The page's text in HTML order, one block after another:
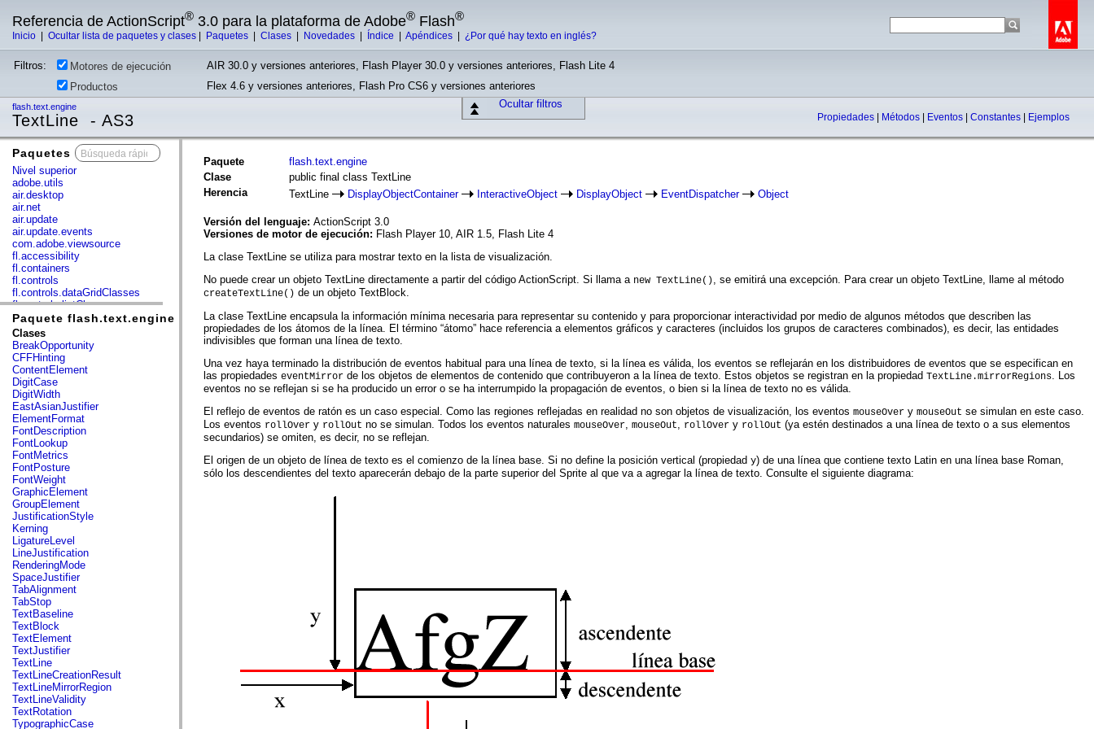
Referencia de ActionScript® 3.0 para la plataforma de Adobe® Flash®
Inicio Ocultar lista de paquetes y clases Paquetes Clases Novedades Índice Apéndices ¿Por qué hay texto en inglés?
Filtros: Motores de ejecución
AIR 30.0 y versiones anteriores, Flash Player 30.0 y versiones anteriores, Flash Lite 4
Productos
Flex 4.6 y versiones anteriores, Flash Pro CS6 y versiones anteriores
Ocultar filtros
flash.text.engine
TextLine - AS3 Propiedades Métodos Eventos Constantes Ejemplos
Paquetes
Nivel superior
adobe.utils
air.desktop
air.net
air.update
air.update.events
com.adobe.viewsource
fl.accessibility
fl.containers
fl.controls
fl.controls.dataGridClasses
fl.controls.listClasses
fl.controls.progressBarClasses
fl.core
fl.data
fl.display
fl.events
fl.ik
fl.lang
fl.livepreview
fl.managers
fl.motion
fl.motion.easing
fl.rsl
fl.text
fl.transitions
fl.transitions.easing
fl.video
flash.accessibility
flash.concurrent
flash.crypto
flash.data
flash.desktop
flash.display
flash.display3D
flash.display3D.textures
flash.errors
flash.events
flash.external
flash.filesystem
flash.filters
flash.geom
flash.globalization
flash.html
flash.media
flash.net
Paquete flash.text.engine
Clases
BreakOpportunity
CFFHinting
ContentElement
DigitCase
DigitWidth
EastAsianJustifier
ElementFormat
FontDescription
FontLookup
FontMetrics
FontPosture
FontWeight
GraphicElement
GroupElement
JustificationStyle
Kerning
LigatureLevel
LineJustification
RenderingMode
SpaceJustifier
TabAlignment
TabStop
TextBaseline
TextBlock
TextElement
TextJustifier
TextLine
TextLineCreationResult
TextLineMirrorRegion
TextLineValidity
TextRotation
TypographicCase
Paquete
flash.text.engine
Clase
public final class TextLine
Herencia
TextLine DisplayObjectContainer InteractiveObject DisplayObject EventDispatcher Object
Versión del lenguaje: ActionScript 3.0
Versiones de motor de ejecución: Flash Player 10, AIR 1.5, Flash Lite 4
La clase TextLine se utiliza para mostrar texto en la lista de visualización.
No puede crear un objeto TextLine directamente a partir del código ActionScript. Si llama a new TextLine(), se emitirá una excepción. Para crear un objeto TextLine, llame al método
createTextLine() de un objeto TextBlock.
La clase TextLine encapsula la información mínima necesaria para representar su contenido y para proporcionar interactividad por medio de algunos métodos que describen las
propiedades de los átomos de la línea. El término “átomo” hace referencia a elementos gráficos y caracteres (incluidos los grupos de caracteres combinados), es decir, las entidades
indivisibles que forman una línea de texto.
Una vez haya terminado la distribución de eventos habitual para una línea de texto, si la línea es válida, los eventos se reflejarán en los distribuidores de eventos que se especifican en
las propiedades eventMirror de los objetos de elementos de contenido que contribuyeron a la línea de texto. Estos objetos se registran en la propiedad TextLine.mirrorRegions. Los
eventos no se reflejan si se ha producido un error o se ha interrumpido la propagación de eventos, o bien si la línea de texto no es válida.
El reflejo de eventos de ratón es un caso especial. Como las regiones reflejadas en realidad no son objetos de visualización, los eventos mouseOver y mouseOut se simulan en este caso.
Los eventos rollOver y rollOut no se simulan. Todos los eventos naturales mouseOver, mouseOut, rollOver y rollOut (ya estén destinados a una línea de texto o a sus elementos
secundarios) se omiten, es decir, no se reflejan.
El origen de un objeto de línea de texto es el comienzo de la línea base. Si no define la posición vertical (propiedad y) de una línea que contiene texto Latin en una línea base Roman,
sólo los descendientes del texto aparecerán debajo de la parte superior del Sprite al que va a agregar la línea de texto. Consulte el siguiente diagrama: